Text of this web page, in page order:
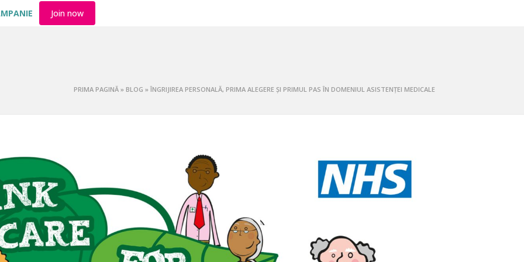
Join now
PRIMA PAGINĂ » BLOG » ÎNGRIJIREA PERSONALĂ, PRIMA ALEGERE ȘI PRIMUL PAS ÎN DOMENIUL ASISTENȚEI MEDICALE